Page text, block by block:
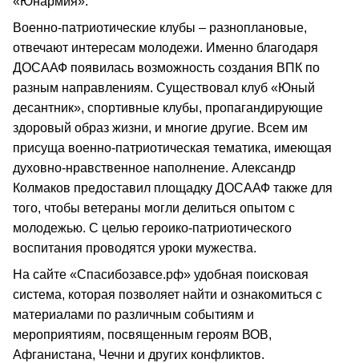
Военно-патриотические клубы – разноплановые,
отвечают интересам молодежи. Именно благодаря
ДОСААФ появилась возможность создания ВПК по
разным направлениям. Существовал клуб «Юный
десантник», спортивные клубы, пропагандирующие
здоровый образ жизни, и многие другие. Всем им
присуща военно-патриотическая тематика, имеющая
духовно-нравственное наполнение. Александр
Колмаков предоставил площадку ДОСААФ также для
того, чтобы ветераны могли делиться опытом с
молодежью. С целью героико-патриотического
воспитания проводятся уроки мужества.
На сайте «Спасибозавсе.рф» удобная поисковая
система, которая позволяет найти и ознакомиться с
материалами по различным событиям и
мероприятиям, посвященным героям ВОВ,
Афганистана, Чечни и других конфликтов.